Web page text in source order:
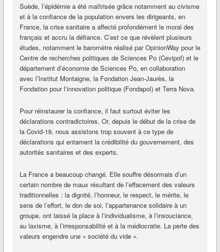
Suède, l’épidémie a été maîtrisée grâce notamment au civisme
et à la confiance de la population envers les dirigeants, en
France, la crise sanitaire a affecté profondément le moral des
français et accru la défiance. C’est ce que révèlent plusieurs
études, notamment le baromètre réalisé par OpinionWay pour le
Centre de recherches politiques de Sciences Po (Cevipof) et le
département d’économie de Sciences Po, en collaboration
avec l’Institut Montaigne, la Fondation Jean-Jaurès, la
Fondation pour l’innovation politique (Fondapol) et Terra Nova.
Pour réinstaurer la confiance, il faut surtout éviter les
déclarations contradictoires. Or, depuis le début de la crise de
la Covid-19, nous assistons trop souvent à ce type de
déclarations qui entament la crédibilité du gouvernement, des
autorités sanitaires et des experts.
La France a beaucoup changé. Elle souffre désormais d’un
certain nombre de maux résultant de l’effacement des valeurs
traditionnelles : la dignité, l’honneur, le respect, le mérite, le
sens de l’effort, le don de soi, l’appartenance solidaire à un
groupe, ont laissé la place à l’individualisme, à l’insouciance,
au laxisme, à l’irresponsabilité et à la médiocratie. La perte des
valeurs engendre une « société du vide ».